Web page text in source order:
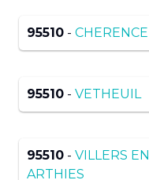
95510 - CHERENCE
95510 - VETHEUIL
95510 - VILLERS EN
ARTHIES